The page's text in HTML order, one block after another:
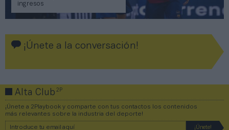
ingresos
¡Únete a la conversación!
Alta Club2P
¡Únete a 2Playbook y comparte con tus contactos los contenidos
más relevantes sobre la industria del deporte!